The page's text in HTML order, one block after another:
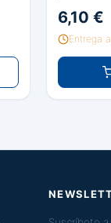
6,10 €
Entrega